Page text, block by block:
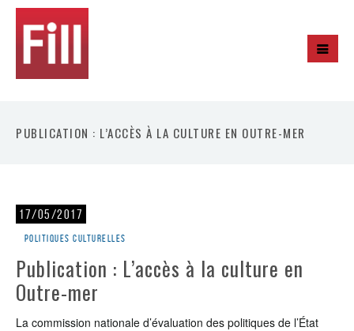
PUBLICATION : L’ACCÈS À LA CULTURE EN OUTRE-MER
17/05/2017
Politiques culturelles
Publication : L’accès à la culture en
Outre-mer
La commission nationale d’évaluation des politiques de l’État